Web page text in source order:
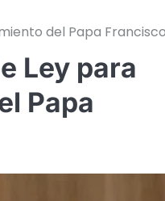
del Papa
Ley para
Papa